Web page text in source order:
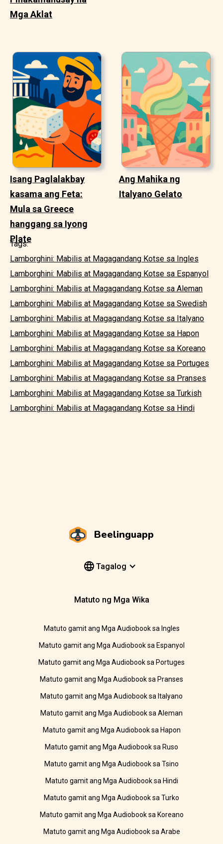
Mga Aklat
Isang Paglalakbay
kasama ang Feta:
Mula sa Greece
hanggang sa Iyong
Plate
Ang Mahika ng
Italyano Gelato
Tags:
Lamborghini: Mabilis at Magagandang Kotse sa Ingles
Lamborghini: Mabilis at Magagandang Kotse sa Espanyol
Lamborghini: Mabilis at Magagandang Kotse sa Aleman
Lamborghini: Mabilis at Magagandang Kotse sa Swedish
Lamborghini: Mabilis at Magagandang Kotse sa Italyano
Lamborghini: Mabilis at Magagandang Kotse sa Hapon
Lamborghini: Mabilis at Magagandang Kotse sa Koreano
Lamborghini: Mabilis at Magagandang Kotse sa Portuges
Lamborghini: Mabilis at Magagandang Kotse sa Pranses
Lamborghini: Mabilis at Magagandang Kotse sa Turkish
Lamborghini: Mabilis at Magagandang Kotse sa Hindi
Beelinguapp
Tagalog
Matuto ng Mga Wika
Matuto gamit ang Mga Audiobook sa Ingles
Matuto gamit ang Mga Audiobook sa Espanyol
Matuto gamit ang Mga Audiobook sa Portuges
Matuto gamit ang Mga Audiobook sa Pranses
Matuto gamit ang Mga Audiobook sa Italyano
Matuto gamit ang Mga Audiobook sa Aleman
Matuto gamit ang Mga Audiobook sa Hapon
Matuto gamit ang Mga Audiobook sa Ruso
Matuto gamit ang Mga Audiobook sa Tsino
Matuto gamit ang Mga Audiobook sa Hindi
Matuto gamit ang Mga Audiobook sa Turko
Matuto gamit ang Mga Audiobook sa Koreano
Matuto gamit ang Mga Audiobook sa Arabe